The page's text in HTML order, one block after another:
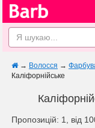
→ Волосся →
Каліфорнійське
Пропозицій: 1, від